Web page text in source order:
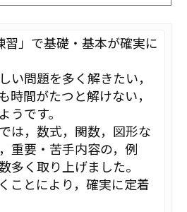
習」で基礎・基本が確実に
い問題を多く解きたい，
時間がたつと解けない，
うです。
は，数式，関数，図形な
重要・苦手内容の，例
多く取り上げました。
ことにより，確実に定着